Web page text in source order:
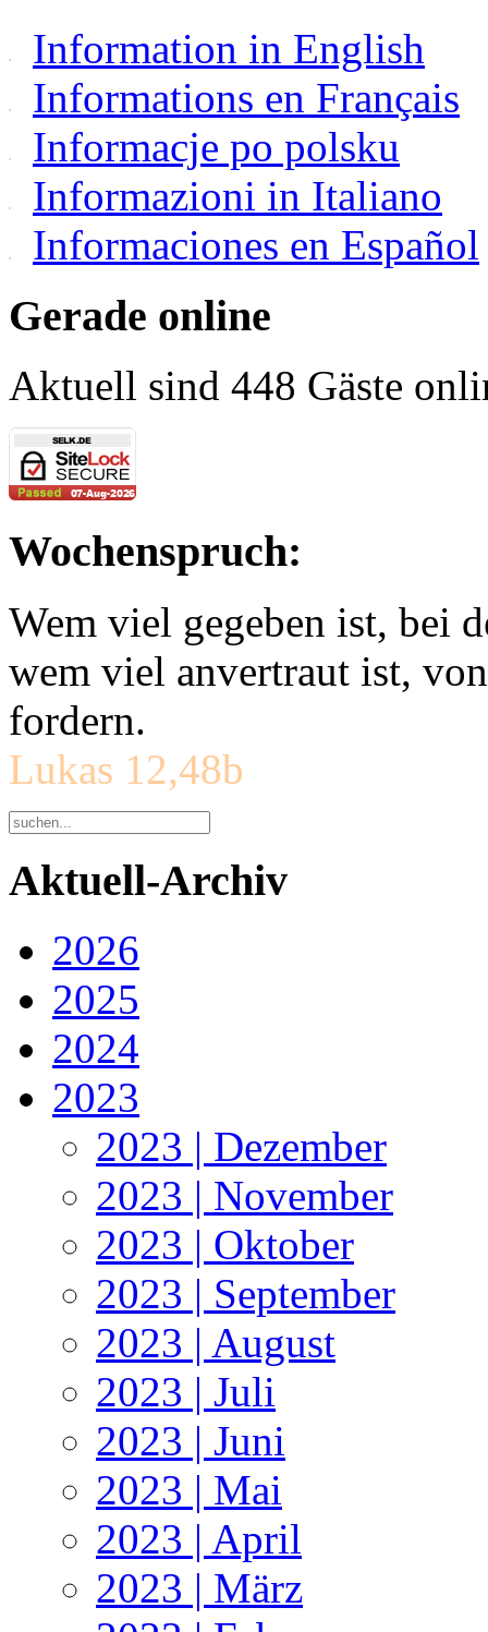
Information in English
Informations en Français
Informacje po polsku
Informazioni in Italiano
Informaciones en Español
Gerade online
Aktuell sind 448 Gäste
Wochenspruch:
Wem viel gegeben ist, bei
wem viel anvertraut ist,
fordern.
Lukas 12,48b
Aktuell-Archiv
2026
2025
2024
2023
2023 | Dezember
2023 | November
2023 | Oktober
2023 | September
2023 | August
2023 | Juli
2023 | Juni
2023 | Mai
2023 | April
2023 | März